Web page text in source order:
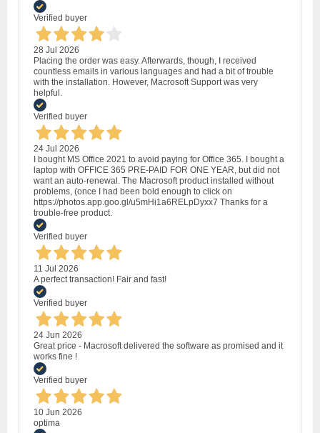
Verified buyer
28 Jul 2026
Placing the order was easy. Afterwards, though, I received
countless emails in various languages and had a bit of trouble
with the installation. However, Macrosoft Support was very
helpful.
Verified buyer
24 Jul 2026
I bought MS Office 2021 to avoid paying for Office 365. I bought a
laptop with OFFICE 365 PRE-PAID FOR ONE YEAR, but did not
want an auto-renewal. The Macrosoft product installed without
problems, (once I had been bold enough to click on
https://photos.app.goo.gl/u5mHi1a6RELpDyxx7 Thanks for a
trouble-free product.
Verified buyer
11 Jul 2026
A perfect transaction! Fair and fast!
Verified buyer
24 Jun 2026
Great price - Macrosoft delivered the software as promised and it
works fine !
Verified buyer
10 Jun 2026
optima